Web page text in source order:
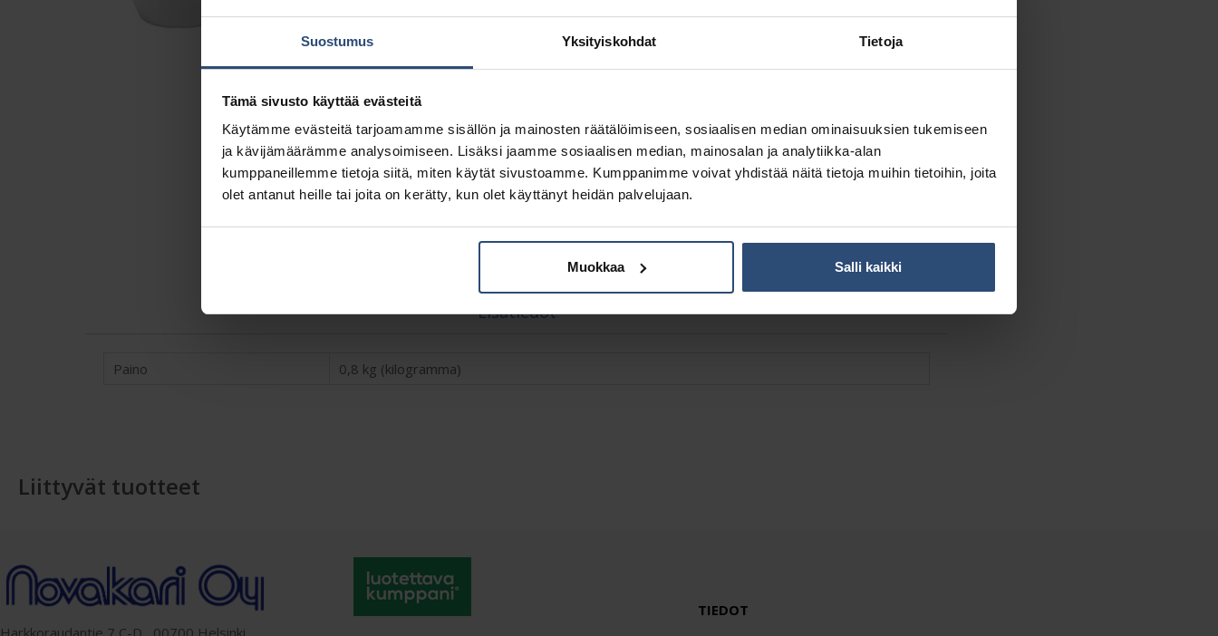
Suostumus Yksityiskohdat Tietoja
Tämä sivusto käyttää evästeitä
Käytämme evästeitä tarjoamamme sisällön ja mainosten räätälöimiseen, sosiaalisen median ominaisuuksien tukemiseen
ja kävijämäärämme analysoimiseen. Lisäksi jaamme sosiaalisen median, mainosalan ja analytiikka-alan
kumppaneillemme tietoja siitä, miten käytät sivustoamme. Kumppanimme voivat yhdistää näitä tietoja muihin tietoihin, joita
olet antanut heille tai joita on kerätty, kun olet käyttänyt heidän palvelujaan.
Muokkaa Salli kaikki
4,55€ alv 0%
sis. alv 25.5%)
Tuotetunnus (SKU):
Painesumuttimet
Lisätiedot
Paino 0,8 kg (kilogramma)
Liittyvät tuotteet
Harkkoraudantie 7 C-D, 00700 Helsinki
TIEDOT